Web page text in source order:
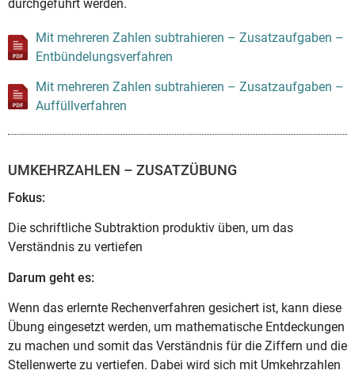
durchgeführt werden.
Mit mehreren Zahlen subtrahieren – Zusatzaufgaben –
Entbündelungsverfahren
Mit mehreren Zahlen subtrahieren – Zusatzaufgaben –
Auffüllverfahren
UMKEHRZAHLEN – ZUSATZÜBUNG
Fokus:
Die schriftliche Subtraktion produktiv üben, um das
Verständnis zu vertiefen
Darum geht es:
Wenn das erlernte Rechenverfahren gesichert ist, kann diese
Übung eingesetzt werden, um mathematische Entdeckungen
zu machen und somit das Verständnis für die Ziffern und die
Stellenwerte zu vertiefen. Dabei wird sich mit Umkehrzahlen